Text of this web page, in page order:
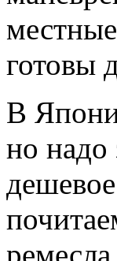
готовы
В
но надо